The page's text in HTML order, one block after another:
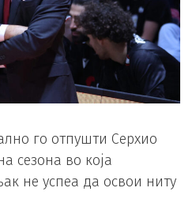
го отпушти Серхио
сезона во која
не успеа да освои ниту